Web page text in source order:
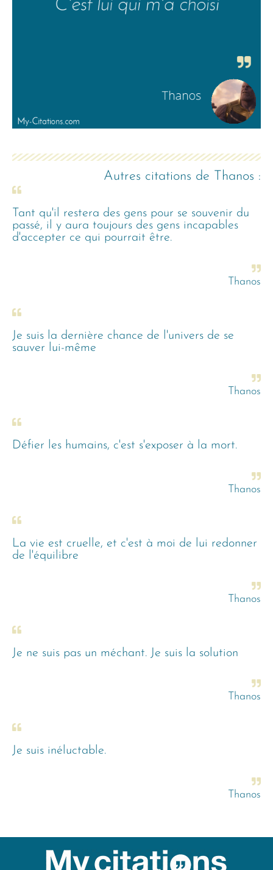
Autres citations de Thanos :
Tant qu'il restera des gens pour se souvenir du
passé, il y aura toujours des gens incapables
d'accepter ce qui pourrait être.
Thanos
Je suis la dernière chance de l'univers de se
sauver lui-même
Thanos
Défier les humains, c'est s'exposer à la mort.
Thanos
La vie est cruelle, et c'est à moi de lui redonner
de l'équilibre
Thanos
Je ne suis pas un méchant. Je suis la solution
Thanos
Je suis inéluctable.
Thanos